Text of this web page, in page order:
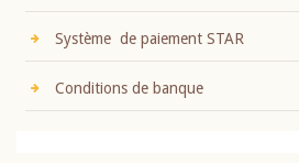
Système de paiement STAR
Conditions de banque